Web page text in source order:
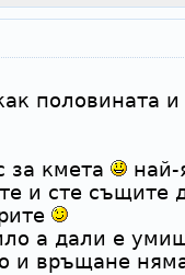
половината
за кмета
най-
и сте същите
а дали е
и връщане